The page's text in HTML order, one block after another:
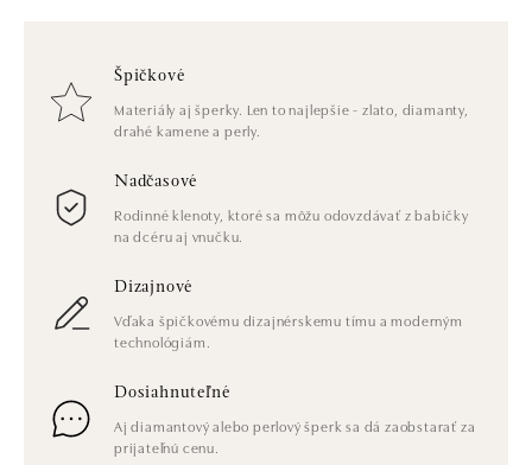
Špičkové
Materiály aj šperky. Len to najlepšie - zlato, diamanty,
drahé kamene a perly.
Nadčasové
Rodinné klenoty, ktoré sa môžu odovzdávať z babičky
na dcéru aj vnučku.
Dizajnové
Vďaka špičkovému dizajnérskemu tímu a moderným
technológiám.
Dosiahnuteľné
Aj diamantový alebo perlový šperk sa dá zaobstarať za
prijateľnú cenu.